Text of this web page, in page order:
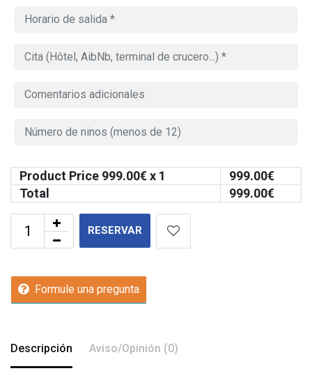
Product Price 999.00€ x 1 999.00€
Total
999.00€
RESERVAR
Formule una pregunta
Descripción Aviso/Opinión (0)